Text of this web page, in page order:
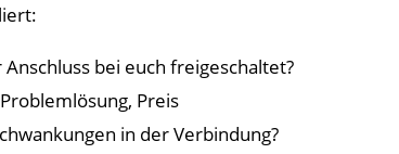
bei euch freigeschaltet?
Preis
in der Verbindung?